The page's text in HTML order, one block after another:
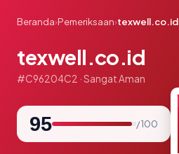
Beranda›Pemeriksaan›texwell.co.id
texwell.co.id
#C96204C2 · Sangat Aman
95 / 100